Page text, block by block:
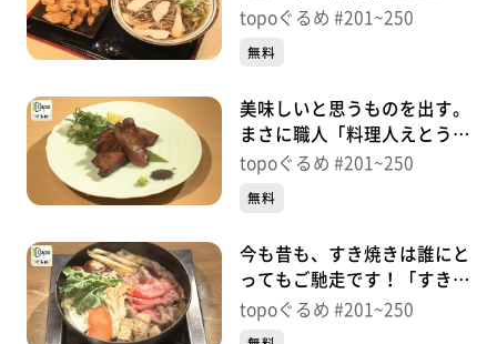
仙台本店」（若林区遠見塚）
topoぐるめ #201~250
無料
美味しいと思うものを出す。
まさに職人「料理人えとう
三丁目店」（青葉区国分町）
topoぐるめ #201~250
無料
今も昔も、すき焼きは誰にと
ってもご馳走です！「すき焼
割烹 かとう」（青葉区上
topoぐるめ #201~250